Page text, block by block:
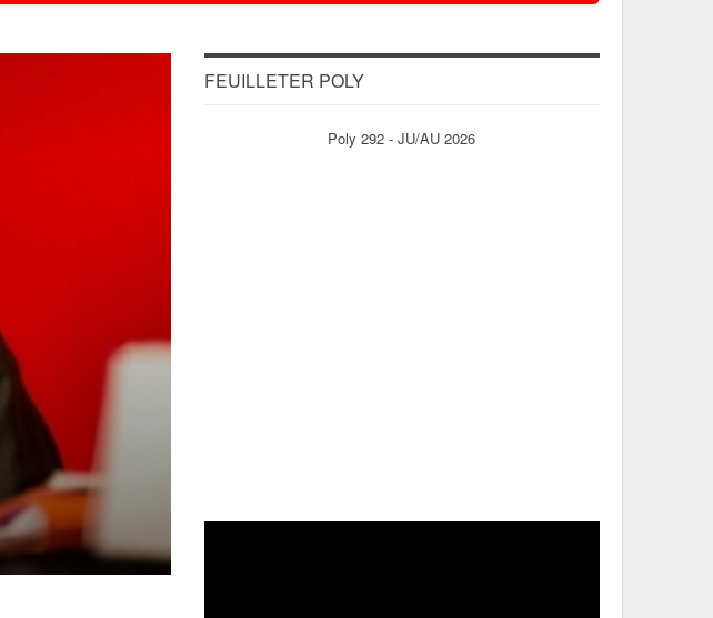
FEUILLETER POLY
Poly 292 - JU/AU 2026